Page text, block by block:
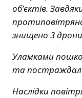
об’єктів.
знищено 3
Уламками
та
Наслідки